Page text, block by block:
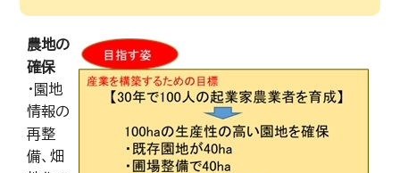
農地の
確保
・園地
情報の
再整
備、畑